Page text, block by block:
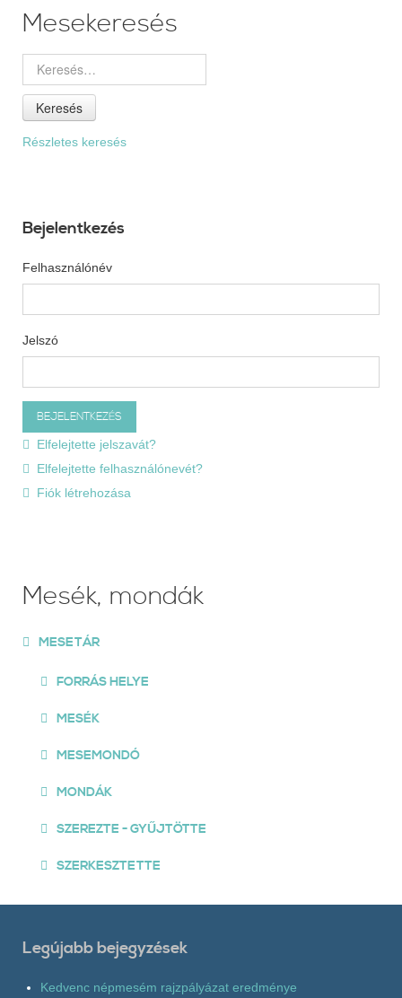
Mesekeresés
Keresés
Részletes keresés
Bejelentkezés
Felhasználónév
Jelszó
Elfelejtette jelszavát?
Elfelejtette felhasználónevét?
Fiók létrehozása
Mesék, mondák
MESETÁR
FORRÁS HELYE
MESÉK
MESEMONDÓ
MONDÁK
SZEREZTE - GYŰJTÖTTE
SZERKESZTETTE
Legújabb bejegyzések
Kedvenc népmesém rajzpályázat eredménye